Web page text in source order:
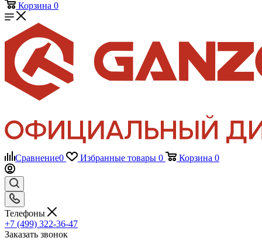
Корзина 0
Сравнение0 Избранные товары 0 Корзина 0
Телефоны
+7 (499) 322-36-47
Заказать звонок